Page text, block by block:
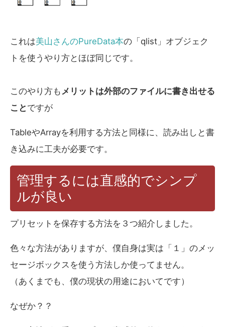
これは美山さんのPureData本の「qlist」オブジェク
トを使うやり方とほぼ同じです。
このやり方も メリットは外部のファイルに書き出せる
こと ですが
TableやArrayを利用する方法と同様に、読み出しと書
き込みに工夫が必要です。
管理するには直感的でシンプ
ルが良い
プリセットを保存する方法を３つ紹介しました。
色々な方法がありますが、僕自身は実は「１」のメッ
セージボックスを使う方法しか使ってません。
（あくまでも、僕の現状の用途においてです）
なぜか？？